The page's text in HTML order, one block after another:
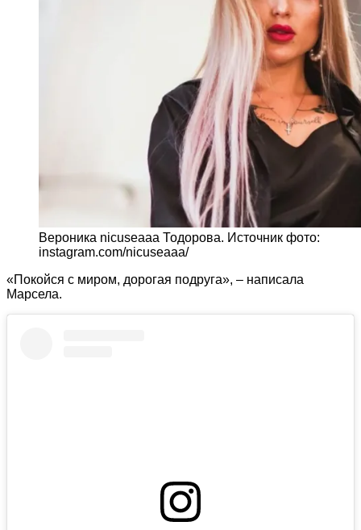
Вероника nicuseaaa Тодорова. Источник фото:
instagram.com/nicuseaaa/
«Покойся с миром, дорогая подруга», – написала
Марсела.